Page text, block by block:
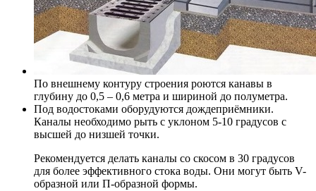
По внешнему контуру строения роются канавы в
глубину до 0,5 – 0,6 метра и шириной до полуметра.
Под водостоками оборудуются дождеприёмники.
Каналы необходимо рыть с уклоном 5-10 градусов с
высшей до низшей точки.
Рекомендуется делать каналы со скосом в 30 градусов
для более эффективного стока воды. Они могут быть V-
образной или П-образной формы.